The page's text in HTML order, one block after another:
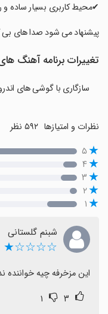
‏✔محیط کاربری بسیار ساده و
‏پیشنهاد می شود صدا های بی
تغییرات برنامه آهنگ
سازگاری با گوشی های
نظرات و امتیازها
۵
۴
۳
۲
۱
شبنم گلستانی
☆☆☆☆★
این مزخرفه چیه خواننده
۳ ۱